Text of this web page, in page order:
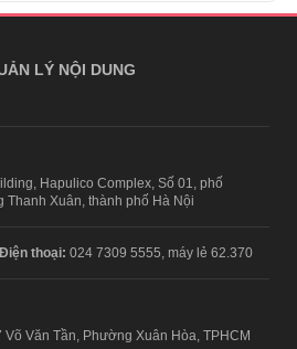
LÝ NỘI DUNG
Hapulico Complex, Số 01, phố
Xuân, thành phố Hà Nội
Điện thoại: 024 7309 5555, máy lẻ 62.370
Văn Tần, Phường Xuân Hòa, TPHCM